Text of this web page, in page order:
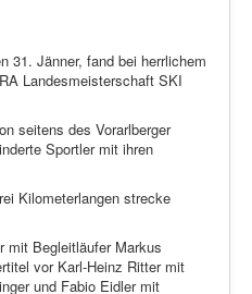
31. Jänner, fand bei herrlichem
Landesmeisterschaft SKI
seitens des Vorarlberger
Sportler mit ihren
Kilometerlangen strecke
mit Begleitläufer Markus
vor Karl-Heinz Ritter mit
und Fabio Eidler mit